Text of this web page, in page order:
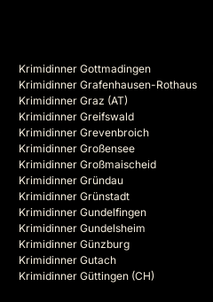
Krimidinner Gottmadingen
Krimidinner Grafenhausen-Rothaus
Krimidinner Graz (AT)
Krimidinner Greifswald
Krimidinner Grevenbroich
Krimidinner Großensee
Krimidinner Großmaischeid
Krimidinner Gründau
Krimidinner Grünstadt
Krimidinner Gundelfingen
Krimidinner Gundelsheim
Krimidinner Günzburg
Krimidinner Gutach
Krimidinner Güttingen (CH)